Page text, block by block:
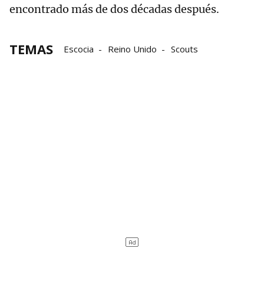
encontrado más de dos décadas después.
TEMAS Escocia Reino Unido Scouts